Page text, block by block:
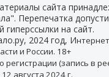
сайта
Перепечатка
гиперссылки на сайт.
2024 год, И
и России. 18+
регистрации (запись в
августа 2024 г.